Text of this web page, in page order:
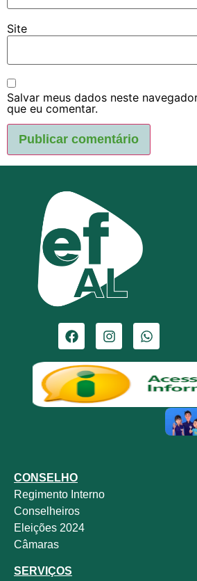
Site
Salvar meus dados neste
que eu comentar.
CONSELHO
Regimento Interno
Conselheiros
Eleições 2024
Câmaras
SERVIÇOS